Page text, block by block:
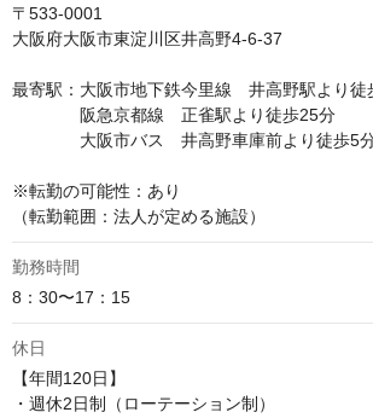
〒533-0001
大阪府大阪市東淀川区井高野4-6-37
最寄駅：大阪市地下鉄今里線　井高野駅より徒
阪急京都線　正雀駅より徒歩25分
大阪市バス　井高野車庫前より徒歩5
※転勤の可能性：あり
（転勤範囲：法人が定める施設）
勤務時間
8：30〜17：15
休日
【年間120日】
・週休2日制（ローテーション制）